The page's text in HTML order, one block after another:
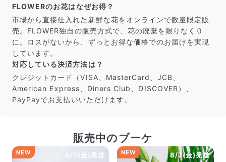
よくある質問
Q. 毎月自動でお花が届くサービスですか？
いいえ、毎月自動でお届けするサービスではありません。好
ん。ご了承ください。
Q. 配送日時は指定できますか？
お花をベストなタイミングで発送しているため、お届け日の
FLOWERのお花はなぜお得？
市場から直接仕入れた新鮮な花をオンラインで数量限定販
売。FLOWER独自の販売方式で、花の廃棄を限りなく０
に。ロスがないから、ずっとお得な価格でのお届けを実現
しています。
対応している決済方法は？
クレジットカード（VISA、MasterCard、JCB、
American Express、Diners Club、DISCOVER）、
PayPayでお支払いいただけます。
販売中のブーケ
8/7(金)発送
NEW 8/7(金)発送
NEW